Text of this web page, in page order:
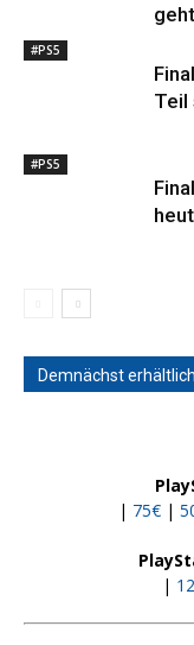
#PS5
Teil
#PS5
Demnächst
| 75€ |
|